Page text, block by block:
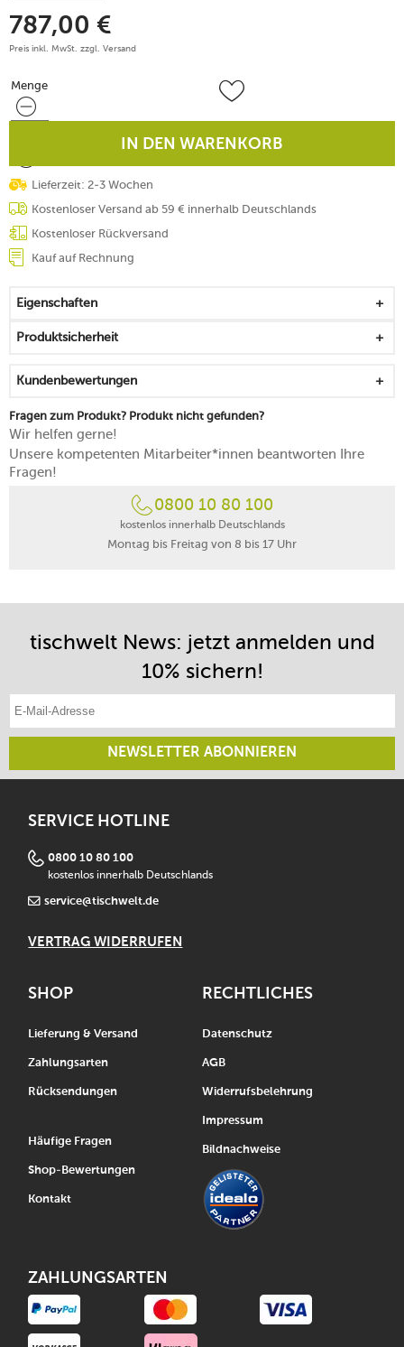
787,00 €
Preis inkl. MwSt. zzgl. Versand
Menge
Menge
IN DEN WARENKORB
Lieferzeit: 2-3 Wochen
Kostenloser Versand ab 59 € innerhalb Deutschlands
Kostenloser Rückversand
Kauf auf Rechnung
Eigenschaften
Produktsicherheit
Kundenbewertungen
Fragen zum Produkt? Produkt nicht gefunden?
Wir helfen gerne!
Unsere kompetenten Mitarbeiter*innen beantworten Ihre
Fragen!
0800 10 80 100
kostenlos innerhalb Deutschlands
Montag bis Freitag von 8 bis 17 Uhr
tischwelt News: jetzt anmelden und
10% sichern!
NEWSLETTER ABONNIEREN
SERVICE HOTLINE
0800 10 80 100
kostenlos innerhalb Deutschlands
service@tischwelt.de
VERTRAG WIDERRUFEN
SHOP
Lieferung & Versand
Zahlungsarten
Rücksendungen
Häufige Fragen
Shop-Bewertungen
Kontakt
RECHTLICHES
Datenschutz
AGB
Widerrufsbelehrung
Impressum
Bildnachweise
ZAHLUNGSARTEN